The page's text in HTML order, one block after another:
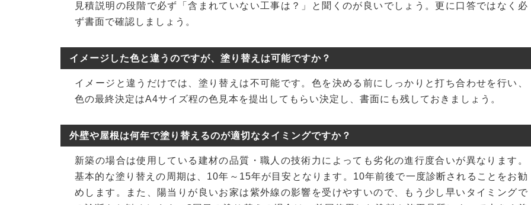
見積説明の段階で必ず「含まれていない工事は？」と聞くのが良いでしょう。更に口答ではなく必
ず書面で確認しましょう。
イメージした色と違うのですが、塗り替えは可能ですか？
イメージと違うだけでは、塗り替えは不可能です。色を決める前にしっかりと打ち合わせを行い、
色の最終決定はA4サイズ程の色見本を提出してもらい決定し、書面にも残しておきましょう。
外壁や屋根は何年で塗り替えるのが適切なタイミングですか？
新築の場合は使用している建材の品質・職人の技術力によっても劣化の進行度合いが異なります。
基本的な塗り替えの周期は、10年～15年が目安となります。10年前後で一度診断されることをお勧
めします。また、陽当りが良いお家は紫外線の影響を受けやすいので、もう少し早いタイミングで